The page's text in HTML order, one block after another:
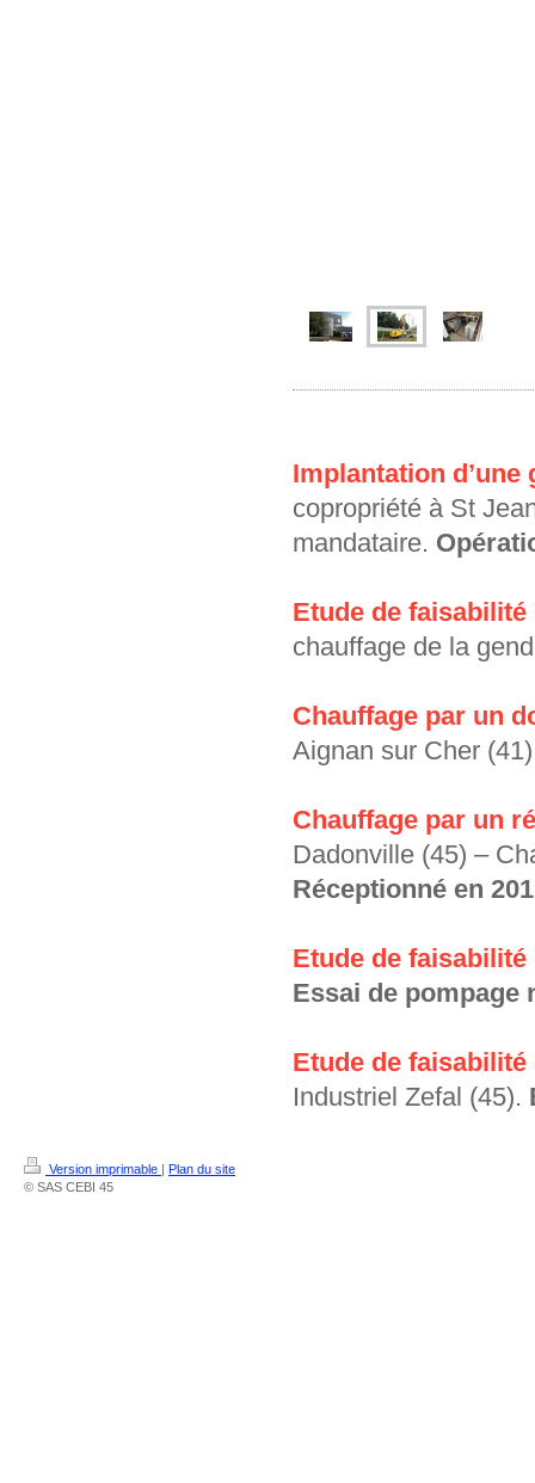
Implantation d’une
copropriété à St
mandataire.
Etude de
chauffage de la
Chauffage par un
Aignan sur Cher
Chauffage par un
Dadonville (45) –
Réceptionné en
Etude de
Essai de pompage
Etude de
Industriel Zefal (45).
Version imprimable | Plan du site
© SAS CEBI 45